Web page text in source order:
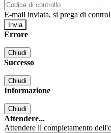
E-mail inviata, si prega di
Errore
Chiudi
Successo
Chiudi
Informazione
Chiudi
Attendere...
Attendere il completamento